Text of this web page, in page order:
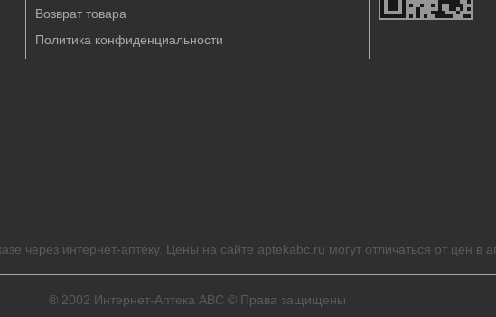
Возврат товара
Политика конфиденциальности
через интернет-аптеку. Цены на сайте aptekabc.ru могут отличаться от цен в
® 2002 Интернет-Аптека ABC © Права защищены